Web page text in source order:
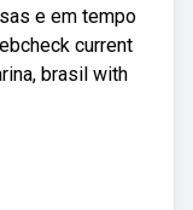
e em tempo
current
brasil with